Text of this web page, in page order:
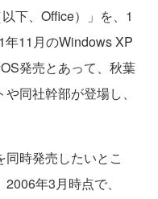
下、Office）」を、1
年11月のWindows XP
発売とあって、秋葉
同社幹部が登場し、
時発売したいとこ
年3月時点で、